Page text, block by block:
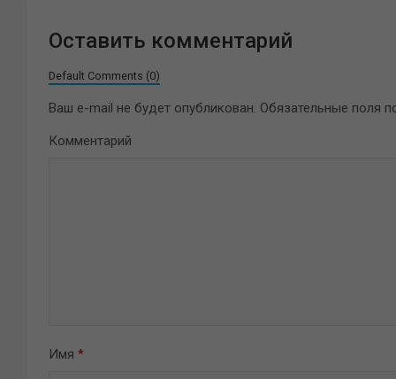
Оставить комментарий
Default Comments (0)
Ваш e-mail не будет опубликован. Обязательные поля
Комментарий
Имя *